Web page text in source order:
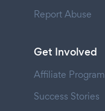
Report Abuse
Get Involved
Affiliate Program
Success Stories